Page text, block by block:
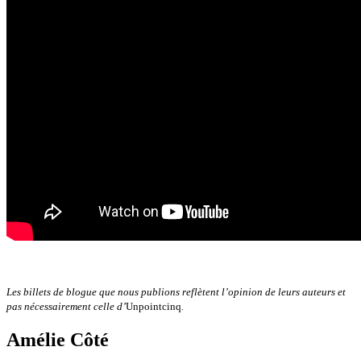
Les billets de blogue que nous publions reflètent l’opinion de leurs auteurs et
pas nécessairement celle d’Unpointcinq
Amélie Côté